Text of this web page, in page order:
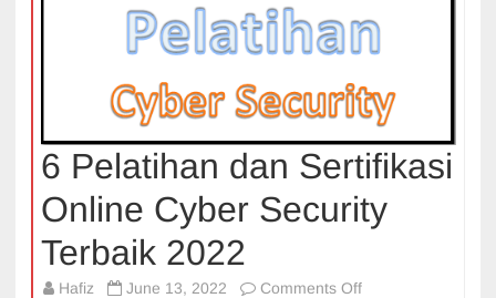
6 Pelatihan dan Sertifikasi
Online Cyber Security
Terbaik 2022
Hafiz June 13, 2022 Comments Offon